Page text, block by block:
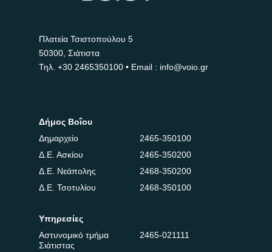
Πλατεία Τσιστοπούλου 5
50300, Σιάτιστα
Τηλ. +30 2465350100 • Email : info@voio.gr
Δήμος Βοΐου
Δημαρχείο
2465-350100
Δ.Ε. Ασκίου
2465-350200
Δ.Ε. Νεάπολης
2468-350200
Δ.Ε. Τσοτυλίου
2468-350100
Υπηρεσίες
Αστυνομικό τμήμα
Σιάτιστας
2465-021111